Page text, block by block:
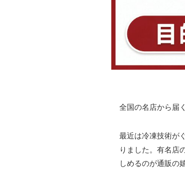
全国の名店から届
最近は冷凍技術が
りました。有名店
しめるのが通販の